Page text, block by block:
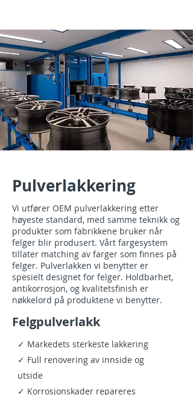
Pulverlakkering
Vi utfører OEM pulverlakkering etter
høyeste standard, med samme teknikk og
produkter som fabrikkene bruker når
felger blir produsert. Vårt fargesystem
tillater matching av farger som finnes på
felger. Pulverlakken vi benytter er
spesielt designet for felger. Holdbarhet,
antikorrosjon, og kvalitetsfinish er
nøkkelord på produktene vi benytter.
Felgpulverlakk
✓ Markedets sterkeste lakkering
✓ Full renovering av innside og
utside
✓ Korrosjonskader repareres